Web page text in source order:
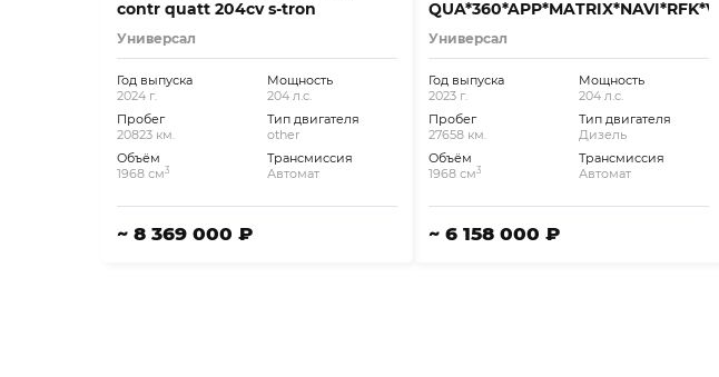
contr quatt 204cv s-tron
Универсал
Год выпуска
2024 г.
Пробег
20823 км.
Объём
1968 см3
Мощность
204 л.с.
Тип двигателя
other
Трансмиссия
Автомат
~ 8 369 000 ₽
QUA*360*APP*MATRIX*NAVI*RFK*VC
Универсал
Год выпуска
2023 г.
Пробег
27658 км.
Объём
1968 см3
Мощность
204 л.с.
Тип двигателя
Дизель
Трансмиссия
Автомат
~ 6 158 000 ₽